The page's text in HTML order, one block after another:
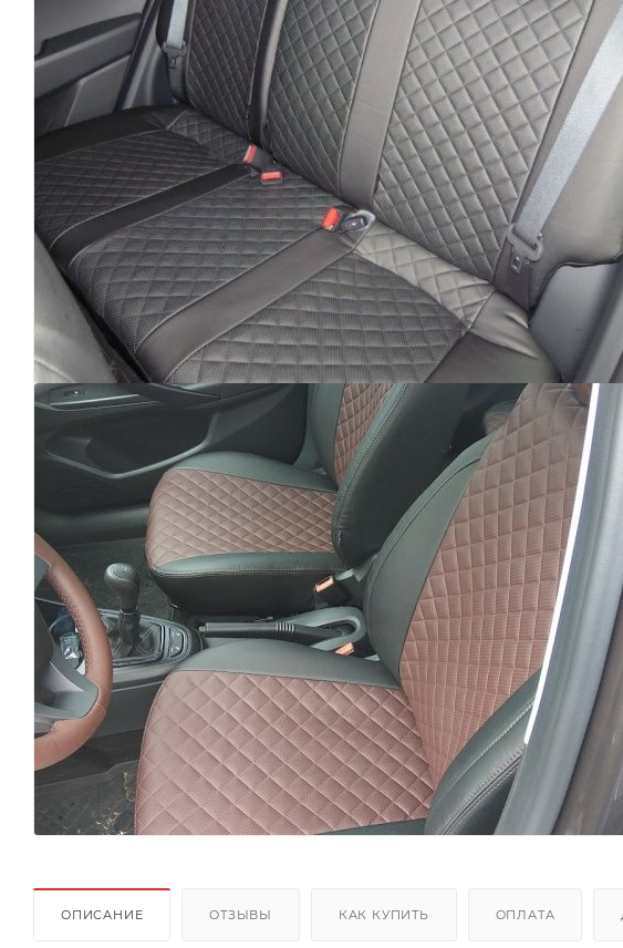
ОПИСАНИЕ ОТЗЫВЫ КАК КУПИТЬ ОПЛАТА